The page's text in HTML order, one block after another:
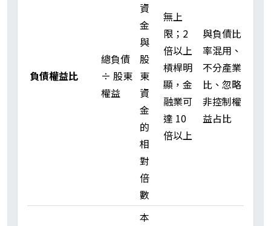
負債權益比
總負債
÷ 股東
權益
資
金
與
股
東
資
金
的
相
對
倍
數
無上
限；2
倍以上
槓桿明
顯，金
融業可
達 10
倍以上
與負債比
率混用、
不分產業
比、忽略
非控制權
益占比
本